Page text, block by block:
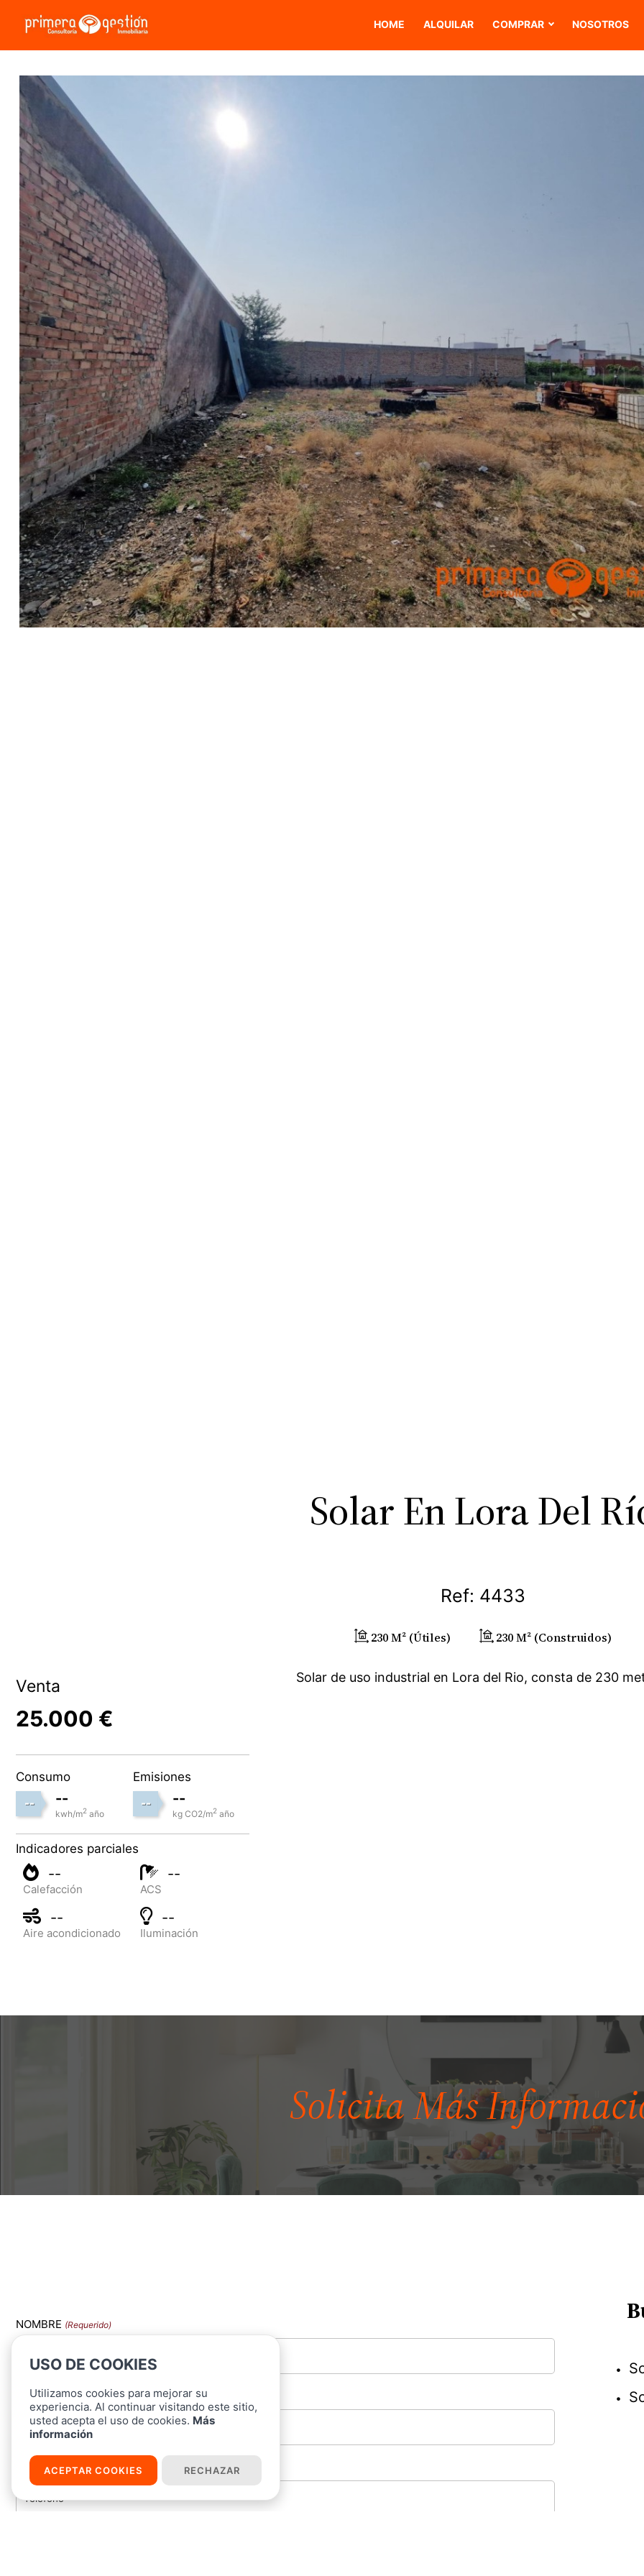
HOME ALQUILAR COMPRAR NOSOTROS
Solar En Lora Del
Ref: 4433
230 M² (útiles) 230 M² (construidos)
Venta
25.000 €
Consumo
-- --
kwh/m2 año
Emisiones
-- --
kg CO2/m2año
Indicadores parciales
--
Calefacción
--
ACS
--
Aire acondicionado
--
Iluminación
Solar de uso industrial en Lora del Rio, consta de 230
Solicita Más
NOMBRE (Requerido)
EMAIL(Requerido)
TELÉFONO(Requerido)
USO DE COOKIES
Utilizamos cookies para mejorar su
experiencia. Al continuar visitando este sitio,
usted acepta el uso de cookies. Más
información
ACEPTAR COOKIES RECHAZAR